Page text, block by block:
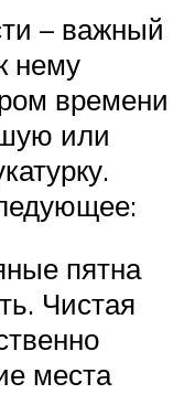
– важный
нему
времени
или
пятна
Чистая
места